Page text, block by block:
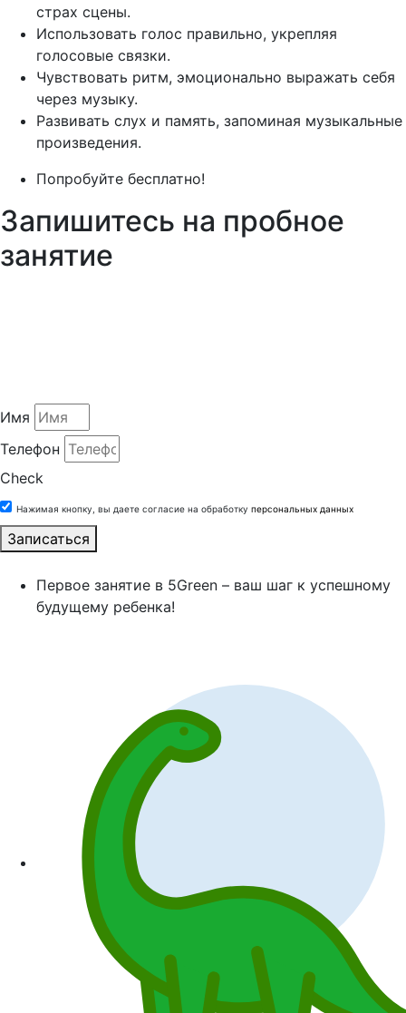
страх сцены.
Использовать голос правильно, укрепляя
голосовые связки.
Чувствовать ритм, эмоционально выражать себя
через музыку.
Развивать слух и память, запоминая музыкальные
произведения.
Попробуйте бесплатно!
Запишитесь на пробное
занятие
Имя
Телефон
Check
Нажимая кнопку, вы даете согласие на обработку персональных данных
Записаться
Первое занятие в 5Green – ваш шаг к успешному
будущему ребенка!